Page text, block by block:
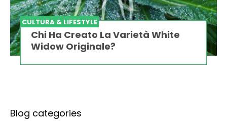
CULTURA & LIFESTYLE
Chi Ha Creato La Varietà White
Widow Originale?
Blog categories